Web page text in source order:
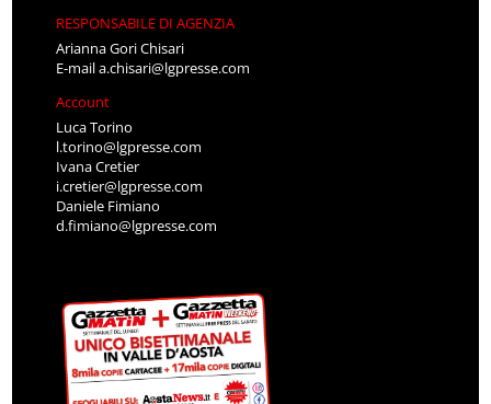
RESPONSABILE DI AGENZIA
Arianna Gori Chisari
E-maila.chisari@lgpresse.com
Account
Luca Torino
l.torino@lgpresse.com
Ivana Cretier
i.cretier@lgpresse.com
Daniele Fimiano
d.fimiano@lgpresse.com